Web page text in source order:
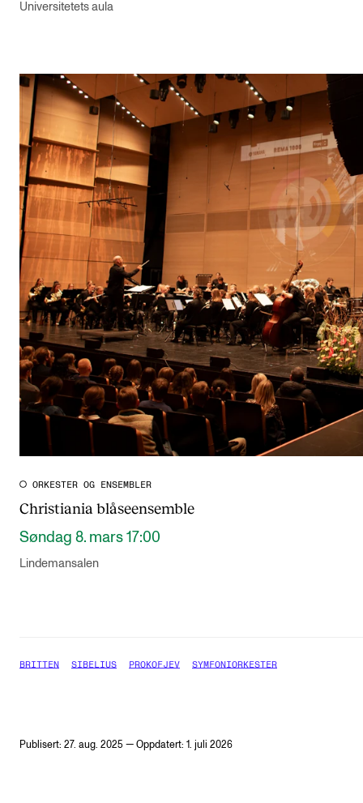
Universitetets aula
ORKESTER OG ENSEMBLER
Christiania blåseensemble
Søndag 8. mars 17:00
Lindemansalen
BRITTEN SIBELIUS PROKOFJEV SYMFONIORKESTER
Publisert: 27. aug. 2025 — Oppdatert: 1. juli 2026